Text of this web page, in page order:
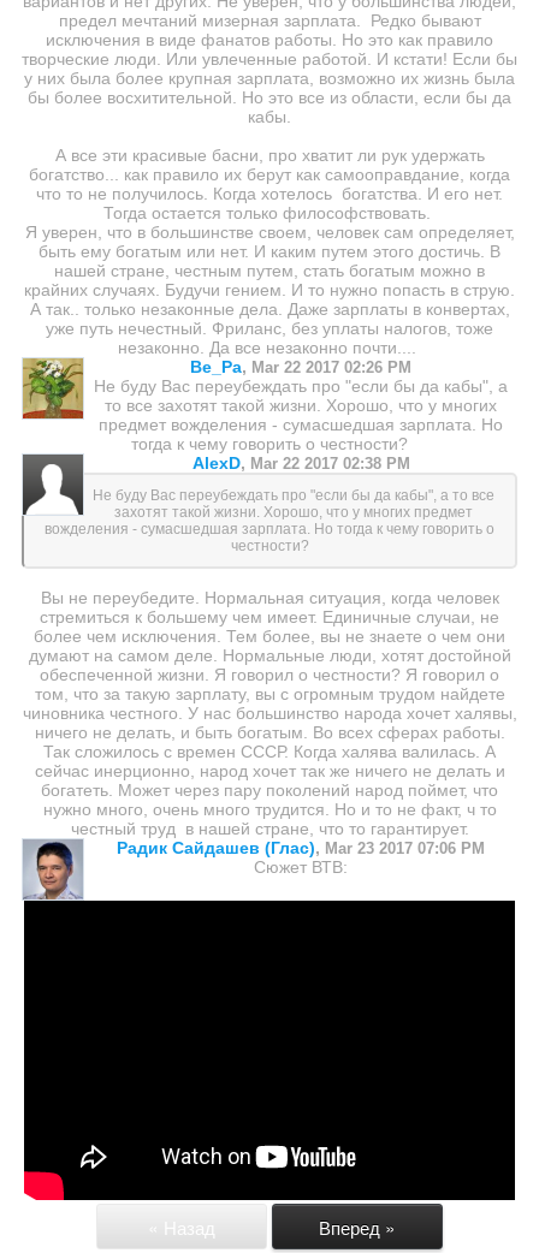
предел мечтаний мизерная зарплата. Редко бывают
исключения в виде фанатов работы. Но это как правило
творческие люди. Или увлеченные работой. И кстати! Если бы
у них была более крупная зарплата, возможно их жизнь была
бы более восхитительной. Но это все из области, если бы да
кабы.
А все эти красивые басни, про хватит ли рук удержать
богатство... как правило их берут как самооправдание, когда
что то не получилось. Когда хотелось богатства. И его нет.
Тогда остается только философствовать.
Я уверен, что в большинстве своем, человек сам определяет,
быть ему богатым или нет. И каким путем этого достичь. В
нашей стране, честным путем, стать богатым можно в
крайних случаях. Будучи гением. И то нужно попасть в струю.
А так.. только незаконные дела. Даже зарплаты в конвертах,
уже путь нечестный. Фриланс, без уплаты налогов, тоже
незаконно. Да все незаконно почти....
Ве_Ра, Mar 22 2017 02:26 PM
Не буду Вас переубеждать про "если бы да кабы", а
то все захотят такой жизни. Хорошо, что у многих
предмет вожделения - сумасшедшая зарплата. Но
тогда к чему говорить о честности?
AlexD, Mar 22 2017 02:38 PM
Не буду Вас переубеждать про "если бы да кабы", а то все
захотят такой жизни. Хорошо, что у многих предмет
вожделения - сумасшедшая зарплата. Но тогда к чему говорить о
честности?
Вы не переубедите. Нормальная ситуация, когда человек
стремиться к большему чем имеет. Единичные случаи, не
более чем исключения. Тем более, вы не знаете о чем они
думают на самом деле. Нормальные люди, хотят достойной
обеспеченной жизни. Я говорил о честности? Я говорил о
том, что за такую зарплату, вы с огромным трудом найдете
чиновника честного. У нас большинство народа хочет халявы,
ничего не делать, и быть богатым. Во всех сферах работы.
Так сложилось с времен СССР. Когда халява валилась. А
сейчас инерционно, народ хочет так же ничего не делать и
богатеть. Может через пару поколений народ поймет, что
нужно много, очень много трудится. Но и то не факт, ч то
честный труд в нашей стране, что то гарантирует.
Радик Сайдашев (Глас), Mar 23 2017 07:06 PM
Сюжет ВТВ:
« Назад Вперед »